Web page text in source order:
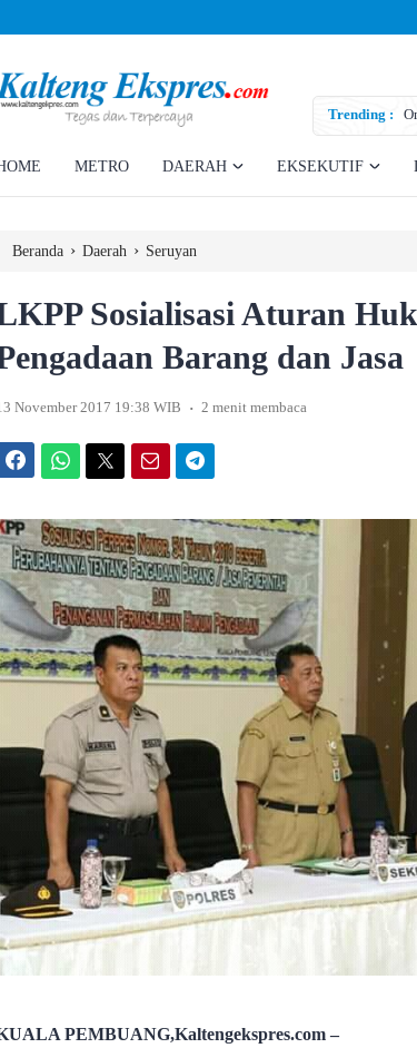
Trending :
Hak Ratusan Eks Pekerja
METRO DAERAH EKSEKUTIF
Beranda › Daerah › Seruyan
Sosialisasi Aturan
Barang dan Jasa
November 2017 19:38 WIB . 2 menit membaca
PEMBUANG,Kaltengekspres.com –